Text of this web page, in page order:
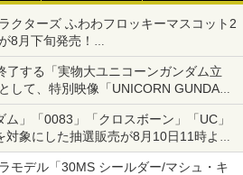
クターズ ふわわフロッキーマスコット2
8月下旬発売！
サムたちがブルーなハンサム仕様で登場
了する「実物大ユニコーンガンダム立
して、特別映像「UNICORN GUNDAM
―」が8月22日より限定上映
」「0083」「クロスボーン」「UC」
象にした抽選販売が8月10日11時より
モデル「30MS シールダー/マシュ・キ